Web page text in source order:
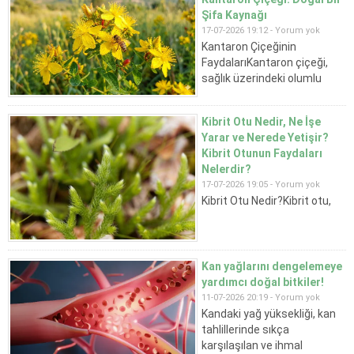
enfeksiyonları ve genetik
faktörler mide problemlerine
yol açabilir. Mideniz sık sık
rahatsız oluyorsa, altta
yatan nedeni araştırmanın
desteklerden...
Şifa Kaynağı
17-07-2026 19:12 - Yorum yok
Kantaron Çiçeğinin
FaydalarıKantaron çiçeği,
sağlık üzerindeki olumlu
tarafından tercih edilir.
Özellikle antidepresan
özellikleri ile dikkat çeker.
Çalışmalar, kantaron
ekstresinin hafif ve orta
dereceli depresyon üzerinde
olumlu etkiler gösterdiğini
Kibrit Otu Nedir, Ne İşe
Yarar ve Nerede Yetişir?
Kibrit Otunun Faydaları
Nelerdir?
17-07-2026 19:05 - Yorum yok
Kibrit Otu Nedir?Kibrit otu,
bitki türüdür. Halk arasında
çam otu, yer yosunu ve kurt
pençesi isimleriyle de bilinir.
Uygun koşullarda yaklaşık 2
metreye kadar uzayabilen
bu bitki, doğrudan güneş
ışığını sevmez...
Kan yağlarını dengelemeye
yardımcı doğal bitkiler!
11-07-2026 20:19 - Yorum yok
Kandaki yağ yüksekliği, kan
tahlillerinde sıkça
karşılaşılan ve ihmal